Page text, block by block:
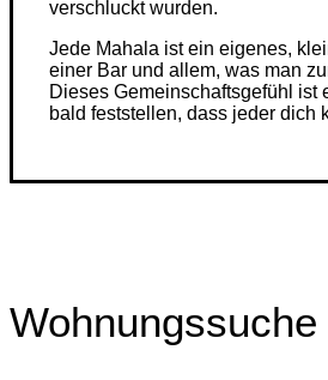
verschluckt wurden.
Jede Mahala ist ein eigenes,
einer Bar und allem, was man
Dieses Gemeinschaftsgefühl ist
bald feststellen, dass jeder dich